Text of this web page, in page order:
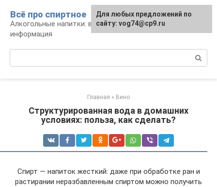
контенту
Всё про спиртное
Алкогольные напитки: виды, рецепты,
информация
Главная » Вино
Структурированная вода в домашних
условиях: польза, как сделать?
Спирт — напиток жесткий: даже при обработке ран и
растирании неразбавленным спиртом можно получить
Для любых предложений по
сайту: vog74@cp9.ru